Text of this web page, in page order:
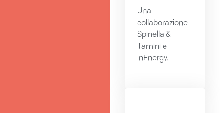
Una
collaborazione
Spinella &
Tamini e
InEnergy.